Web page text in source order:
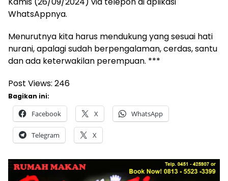
WhatsAppnya.
Menurutnya kita harus mendukung yang sesuai hati
nurani, apalagi sudah berpengalaman, cerdas, santu
dan ada keterwakilan perempuan. ***
Post Views: 246
Bagikan ini:
Facebook X WhatsApp
Telegram X